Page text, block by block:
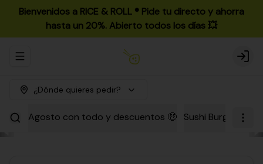
Bienvenidos a RICE & ROLL ®️ Pide tu directo y ahorra
hasta un 20%. Abierto todos los días 💥
Abrir menu de navegación Login
¿Dónde quieres pedir?
Agosto con todo y descuentos 🤑 Sushi Burgers